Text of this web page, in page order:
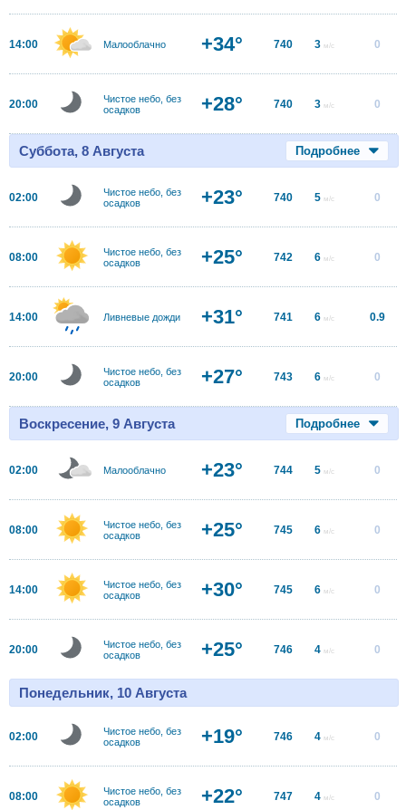
14:00 Малооблачно +34° 740 3 м/с 0
20:00
Чистое небо, без
осадков
+28° 740 3 м/с 0
Суббота, 8 Августа Подробнее
02:00
Чистое небо, без
осадков
+23° 740 5 м/с 0
08:00
Чистое небо, без
осадков
+25° 742 6 м/с 0
14:00 Ливневые дожди +31° 741 6 м/с 0.9
20:00
Чистое небо, без
осадков
+27° 743 6 м/с 0
Воскресение, 9 Августа Подробнее
02:00 Малооблачно +23° 744 5 м/с 0
08:00
Чистое небо, без
осадков
+25° 745 6 м/с 0
14:00
Чистое небо, без
осадков
+30° 745 6 м/с 0
20:00
Чистое небо, без
осадков
+25° 746 4 м/с 0
Понедельник, 10 Августа
02:00
Чистое небо, без
осадков
+19° 746 4 м/с 0
08:00
Чистое небо, без
осадков
+22° 747 4 м/с 0